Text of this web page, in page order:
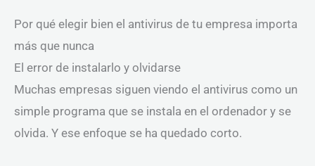
Por qué elegir bien el antivirus de tu empresa importa
más que nunca
El error de instalarlo y olvidarse
Muchas empresas siguen viendo el antivirus como un
simple programa que se instala en el ordenador y se
olvida. Y ese enfoque se ha quedado corto.